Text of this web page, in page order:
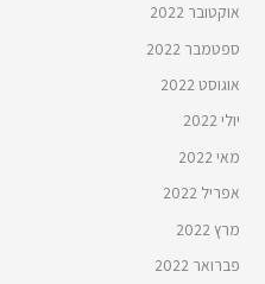
אוקטובר 2022
ספטמבר 2022
אוגוסט 2022
יולי 2022
מאי 2022
אפריל 2022
מרץ 2022
פברואר 2022